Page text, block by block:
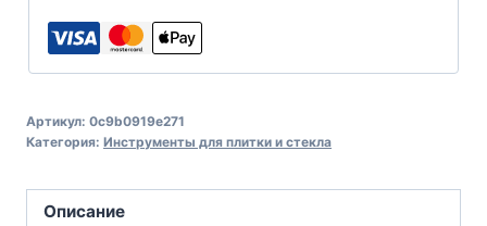
Артикул: 0c9b0919e271
Категория: Инструменты для плитки и стекла
Описание